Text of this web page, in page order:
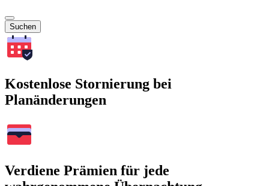
Suchen
Kostenlose Stornierung bei
Planänderungen
Verdiene Prämien für jede